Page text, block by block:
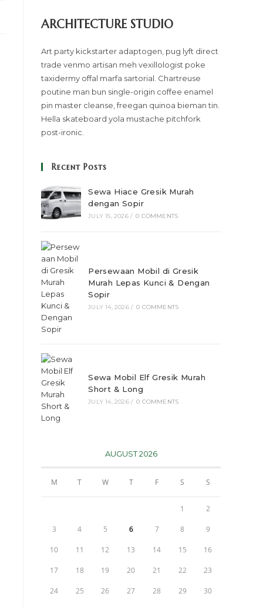
ARCHITECTURE STUDIO
Art party kickstarter adaptogen, pug lyft direct
trade venmo artisan meh vexillologist poke
taxidermy offal marfa sartorial. Chartreuse
poutine man bun single-origin coffee enamel
pin master cleanse, freegan quinoa bieman tin.
Hella skateboard yola mustache pitchfork
post-ironic.
Recent Posts
Sewa Hiace Gresik Murah
dengan Sopir
JULY 15, 2026 / 0 COMMENTS
Persewaan Mobil di Gresik
Murah Lepas Kunci & Dengan
Sopir
JULY 14, 2026 / 0 COMMENTS
Sewa Mobil Elf Gresik Murah
Short & Long
JULY 14, 2026 / 0 COMMENTS
AUGUST 2026
M T W T F S S
1 2
3 4 5 6 7 8 9
10 11 12 13 14 15 16
17 18 19 20 21 22 23
24 25 26 27 28 29 30